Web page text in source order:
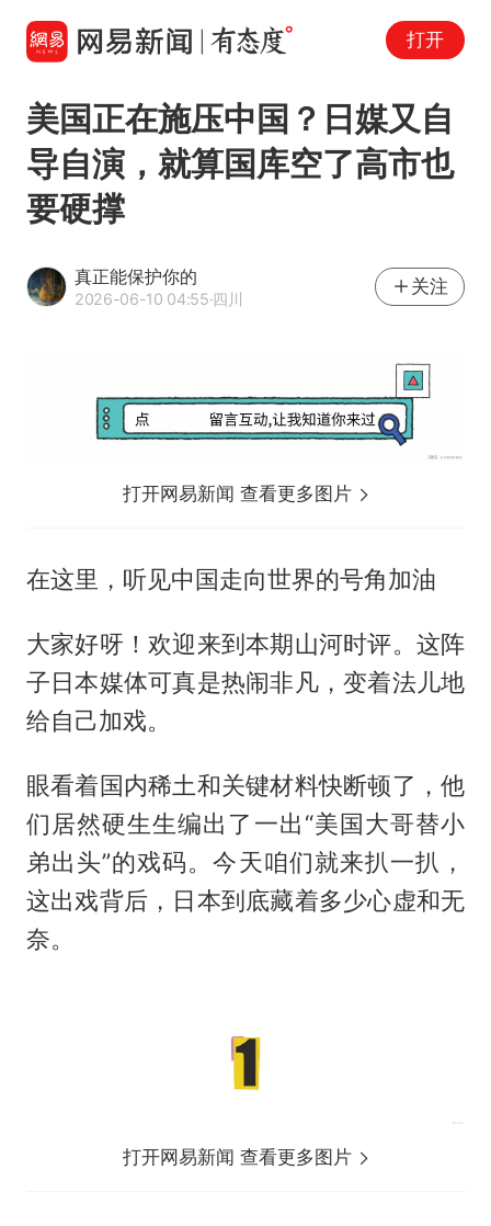
打开
美国正在施压中国？日媒又自
导自演，就算国库空了高市也
要硬撑
真正能保护你的
2026-06-10 04:55·四川
关注
打开网易新闻 查看更多图片
在这里，听见中国走向世界的号角加油
大家好呀！欢迎来到本期山河时评。这阵
子日本媒体可真是热闹非凡，变着法儿地
给自己加戏。
眼看着国内稀土和关键材料快断顿了，他
们居然硬生生编出了一出“美国大哥替小
弟出头”的戏码。今天咱们就来扒一扒，
这出戏背后，日本到底藏着多少心虚和无
奈。
打开网易新闻 查看更多图片